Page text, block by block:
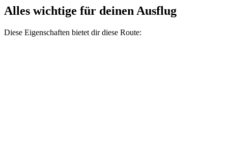
Alles wichtige für deinen Ausflug
Diese Eigenschaften bietet dir diese Route: